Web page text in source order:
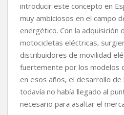
introducir este concepto en
muy ambiciosos en el campo
energético. Con la adquisición
motocicletas eléctricas,
distribuidores de movilidad
fuertemente por los modelos
en esos años, el desarrollo
todavía no había llegado al
necesario para asaltar el